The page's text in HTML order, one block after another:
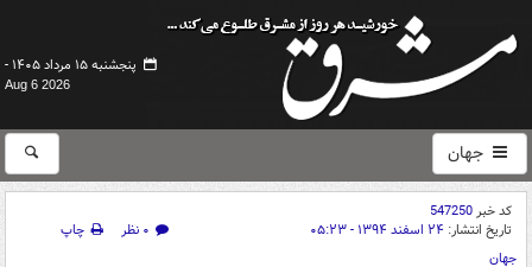
پنجشنبه ۱۵ مرداد ۱۴۰۵ -
Aug 6 2026
جهان
کد خبر547250
تاریخ انتشار: ۲۴ اسفند ۱۳۹۴ - ۰۵:۲۳ ۰ نظر
چاپ
جهان